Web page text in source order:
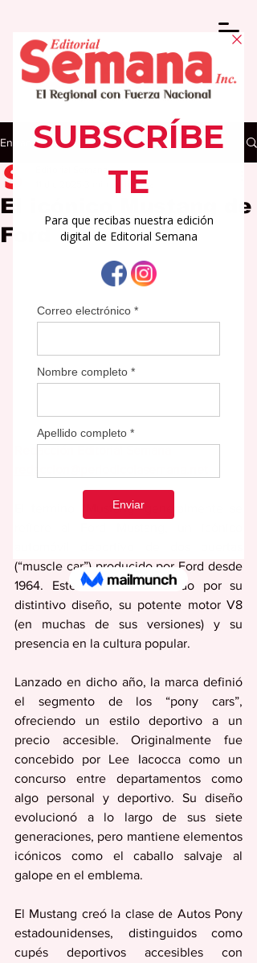
Entrada
El icónico Mustang de
Ford
3 min de lectura
El término “Mustang” generalmente se
(“muscle car”) producido por Ford desde
1964. Este carro es conocido por su
distintivo diseño, su potente motor V8
(en muchas de sus versiones) y su
presencia en la cultura popular.
Lanzado en dicho año, la marca definió
el segmento de los “pony cars”,
ofreciendo un estilo deportivo a un
precio accesible. Originalmente fue
concebido por Lee Iacocca como un
concurso entre departamentos como
algo personal y deportivo. Su diseño
evolucionó a lo largo de sus siete
generaciones, pero mantiene elementos
icónicos como el caballo salvaje al
galope en el emblema.
El Mustang creó la clase de Autos Pony
estadounidenses, distinguidos como
cupés deportivos accesibles con